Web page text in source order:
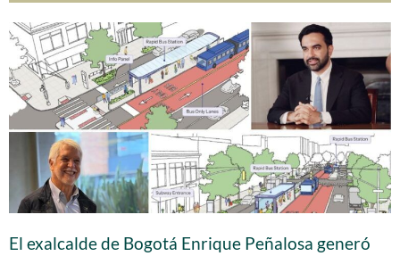
El exalcalde de Bogotá Enrique Peñalosa generó